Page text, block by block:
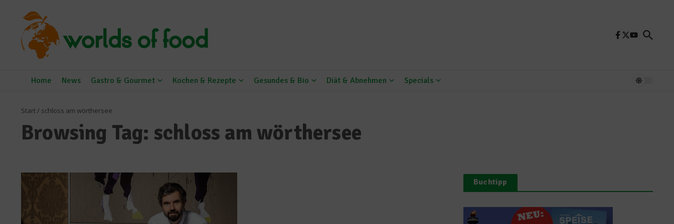
Home News Gastro & Gourmet Kochen & Rezepte Gesundes & Bio Diät & Abnehmen Specials
Start/ schloss am wörthersee
Browsing Tag: schloss am wörthersee
Buchtipp